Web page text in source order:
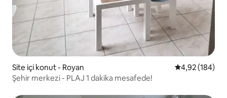
Site içi konut - Royan 5 üzerinden
4,92 (184)
Şehir merkezi - PLAJ 1 dakika mesafede!